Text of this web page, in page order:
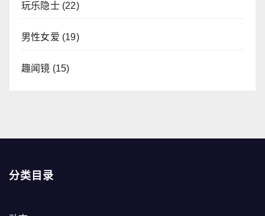
玩乐隐士(22)
男性女爱 (19)
趣闻镜 (15)
分类目录